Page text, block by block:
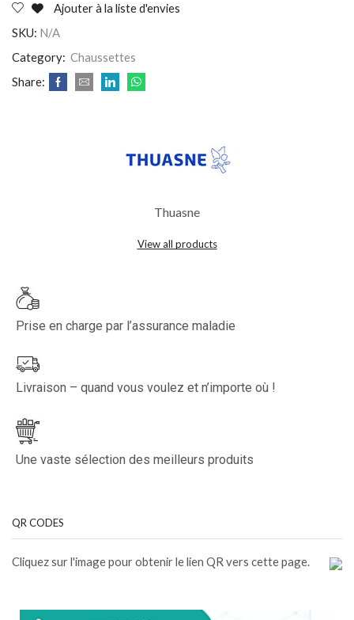
Ajouter à la liste d'envies
SKU: N/A
Category: Chaussettes
Share:
Thuasne
View all products
Prise en charge par l’assurance maladie
Livraison – quand vous voulez et n’importe où !
Une vaste sélection des meilleurs produits
QR CODES
Cliquez sur l'image pour obtenir le lien QR vers cette page.